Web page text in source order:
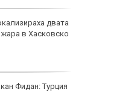
двата
в Хасковско
Фидан: Турция